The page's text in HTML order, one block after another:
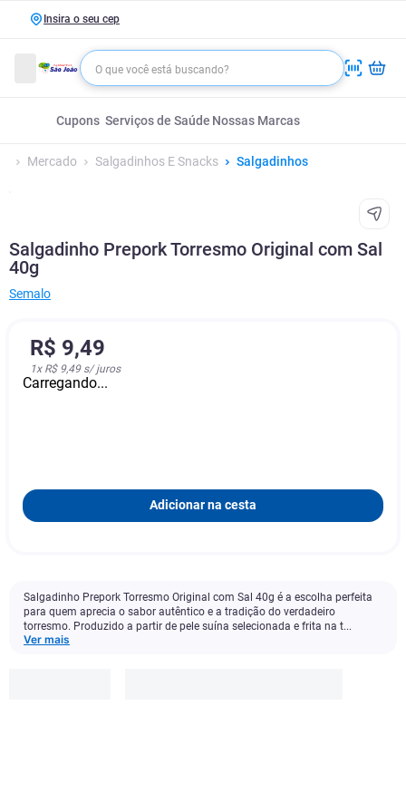
Insira o seu cep
Cupons Serviços de Saúde Nossas Marcas
Mercado Salgadinhos E Snacks Salgadinhos
Salgadinho Prepork Torresmo Original com Sal
40g
Semalo
R$ 9,49
1x R$ 9,49s/ juros
Carregando...
Adicionar na cesta
Salgadinho Prepork Torresmo Original com Sal 40g é a escolha perfeita
para quem aprecia o sabor autêntico e a tradição do verdadeiro
torresmo. Produzido a partir de pele suína selecionada e frita na t...
Ver mais